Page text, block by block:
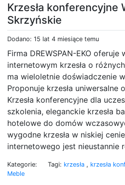
Krzesła konferencyjne
Skrzyńskie
Dodano: 15 lat 4 miesiące temu
Firma DREWSPAN-EKO
internetowym krzesła o
ma wieloletnie doświadczenie
Proponuje krzesła uniwersalne
Krzesła konferencyjne dla
szkolenia, eleganckie krzesła
hotelowe do domów
wygodne krzesła w niskiej
internetowego jest nieustannie
Kategorie:
Meble
Tagi: krzesła , krzesła